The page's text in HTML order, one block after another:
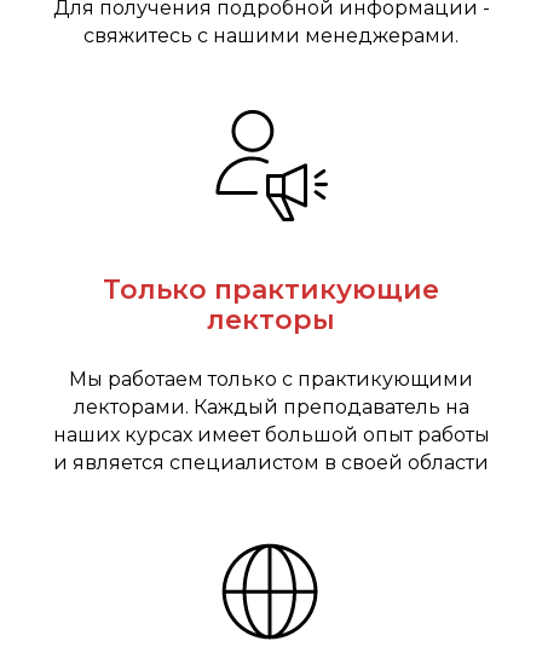
Для получения подробной информации -
свяжитесь с нашими менеджерами.
Только практикующие
лекторы
Мы работаем только с практикующими
лекторами. Каждый преподаватель на
наших курсах имеет большой опыт работы
и является специалистом в своей области